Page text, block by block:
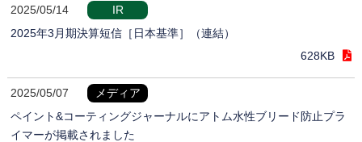
2025/05/14
IR
2025年3月期決算短信［日本基準］（連結）
628KB
2025/05/07
メディア
ペイント&コーティングジャーナルにアトム水性ブリード防止プラ
イマーが掲載されました